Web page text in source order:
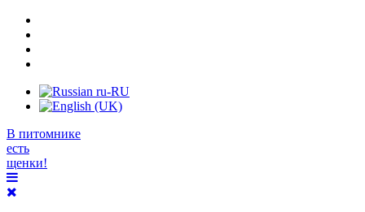
В питомнике
есть
щенки!